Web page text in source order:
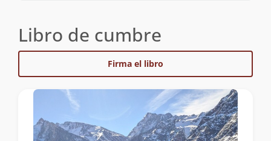
Libro de cumbre
Firma el libro